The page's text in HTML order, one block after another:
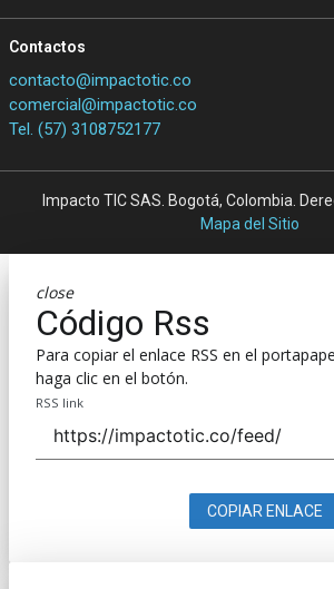
Contactos
contacto@impactotic.co
comercial@impactotic.co
Tel. (57) 3108752177
Impacto TIC SAS. Bogotá, Colombia.
Mapa del Sitio
close
Código Rss
Para copiar el enlace RSS en el
haga clic en el botón.
RSS link
COPIAR ENLACE